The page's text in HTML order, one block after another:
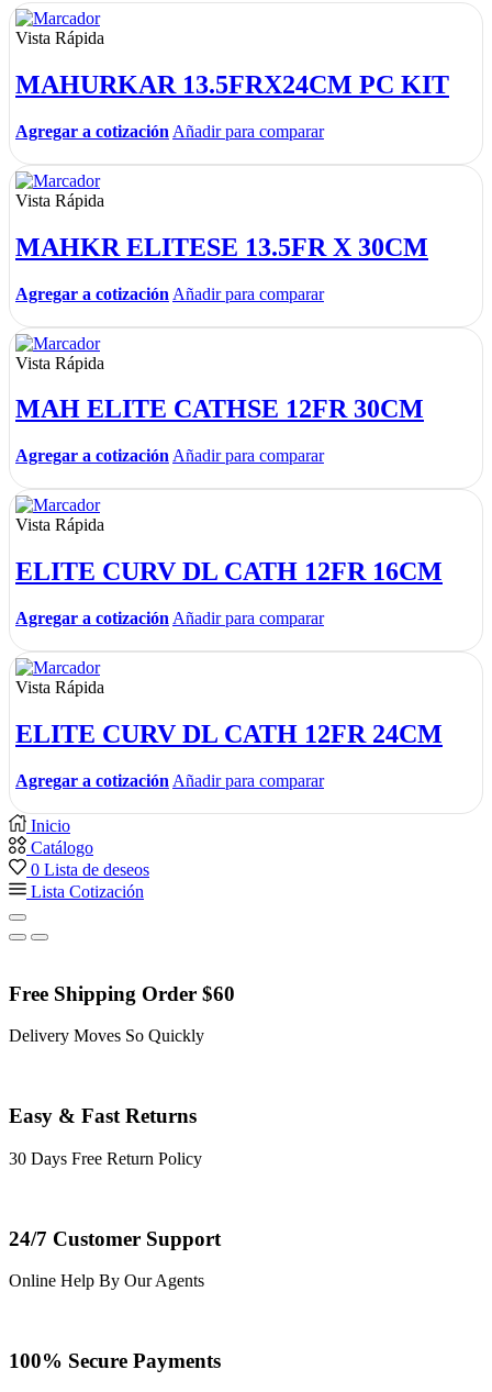
Vista Rápida
MAHURKAR 13.5FRX24CM PC KIT
Agregar a cotización Añadir para comparar
Vista Rápida
MAHKR ELITESE 13.5FR X 30CM
Agregar a cotización Añadir para comparar
Vista Rápida
MAH ELITE CATHSE 12FR 30CM
Agregar a cotización Añadir para comparar
Vista Rápida
ELITE CURV DL CATH 12FR 16CM
Agregar a cotización Añadir para comparar
Vista Rápida
ELITE CURV DL CATH 12FR 24CM
Agregar a cotización Añadir para comparar
Inicio
Catálogo
0 Lista de deseos
Lista Cotización
Free Shipping Order $60
Delivery Moves So Quickly
Easy & Fast Returns
30 Days Free Return Policy
24/7 Customer Support
Online Help By Our Agents
100% Secure Payments